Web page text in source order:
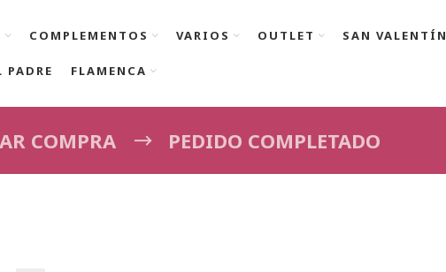
COMPLEMENTOS VARIOS OUTLET SAN VALENTÍN
PADRE FLAMENCA
COMPRA PEDIDO COMPLETADO